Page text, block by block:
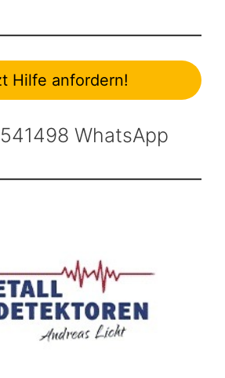
Hilfe anfordern!
WhatsApp